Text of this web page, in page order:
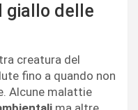
giallo delle
creatura del
fino a quando non
Alcune malattie